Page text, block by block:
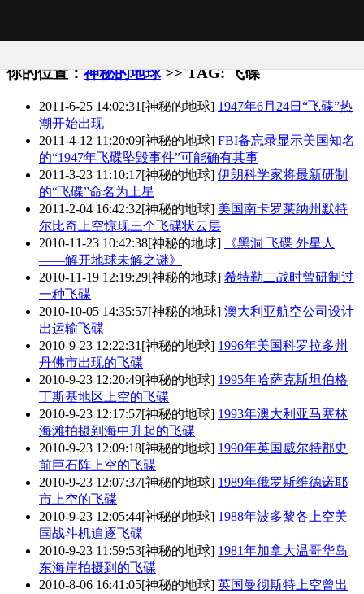
神秘的地球
你的位置：神秘的地球>> TAG: 飞碟
2011-6-25 14:02:31[神秘的地球] 1947年6月24日“飞碟”热
潮开始出现
2011-4-12 11:20:09[神秘的地球] FBI备忘录显示美国知名
的“1947年飞碟坠毁事件”可能确有其事
2011-3-23 11:10:17[神秘的地球] 伊朗科学家将最新研制
的“飞碟”命名为土星
2011-2-04 16:42:32[神秘的地球] 美国南卡罗莱纳州默特
尔比奇上空惊现三个飞碟状云层
2010-11-23 10:42:38[神秘的地球]
《黑洞 飞碟 外星人
——解开地球未解之谜》
2010-11-19 12:19:29[神秘的地球] 希特勒二战时曾研制过
一种飞碟
2010-10-05 14:35:57[神秘的地球] 澳大利亚航空公司设计
出运输飞碟
2010-9-23 12:22:31[神秘的地球] 1996年美国科罗拉多州
丹佛市出现的飞碟
2010-9-23 12:20:49[神秘的地球] 1995年哈萨克斯坦伯格
丁斯基地区上空的飞碟
2010-9-23 12:17:57[神秘的地球] 1993年澳大利亚马塞林
海滩拍摄到海中升起的飞碟
2010-9-23 12:09:18[神秘的地球] 1990年英国威尔特郡史
前巨石阵上空的飞碟
2010-9-23 12:07:37[神秘的地球] 1989年俄罗斯维德诺耶
市上空的飞碟
2010-9-23 12:05:44[神秘的地球] 1988年波多黎各上空美
国战斗机追逐飞碟
2010-9-23 11:59:53[神秘的地球] 1981年加拿大温哥华岛
东海岸拍摄到的飞碟
2010-8-06 16:41:05[神秘的地球] 英国曼彻斯特上空曾出